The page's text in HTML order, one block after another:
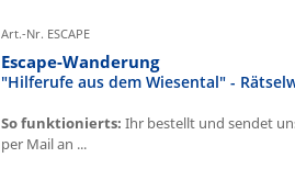
Art.-Nr. ESCAPE
Escape-Wanderung
"Hilferufe aus dem Wiesental" -
So funktionierts: Ihr bestellt und sendet
per Mail an ...